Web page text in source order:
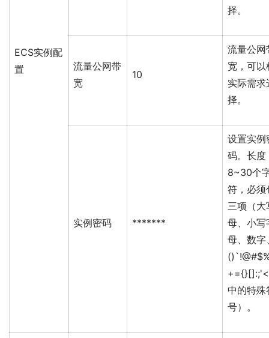
ECS实例配
置
择。
流量公网带
宽
10
流量公网
宽，可以
实际需求
择。
实例密码 *******
设置实例
码。长度
8~30个
符，必须
三项（大
母、小写
母、数字
中的特殊
号）。